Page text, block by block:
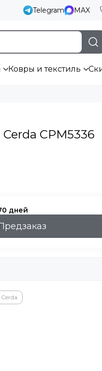
Telegram MAX
Ковры и текстиль
CPM5336
дней